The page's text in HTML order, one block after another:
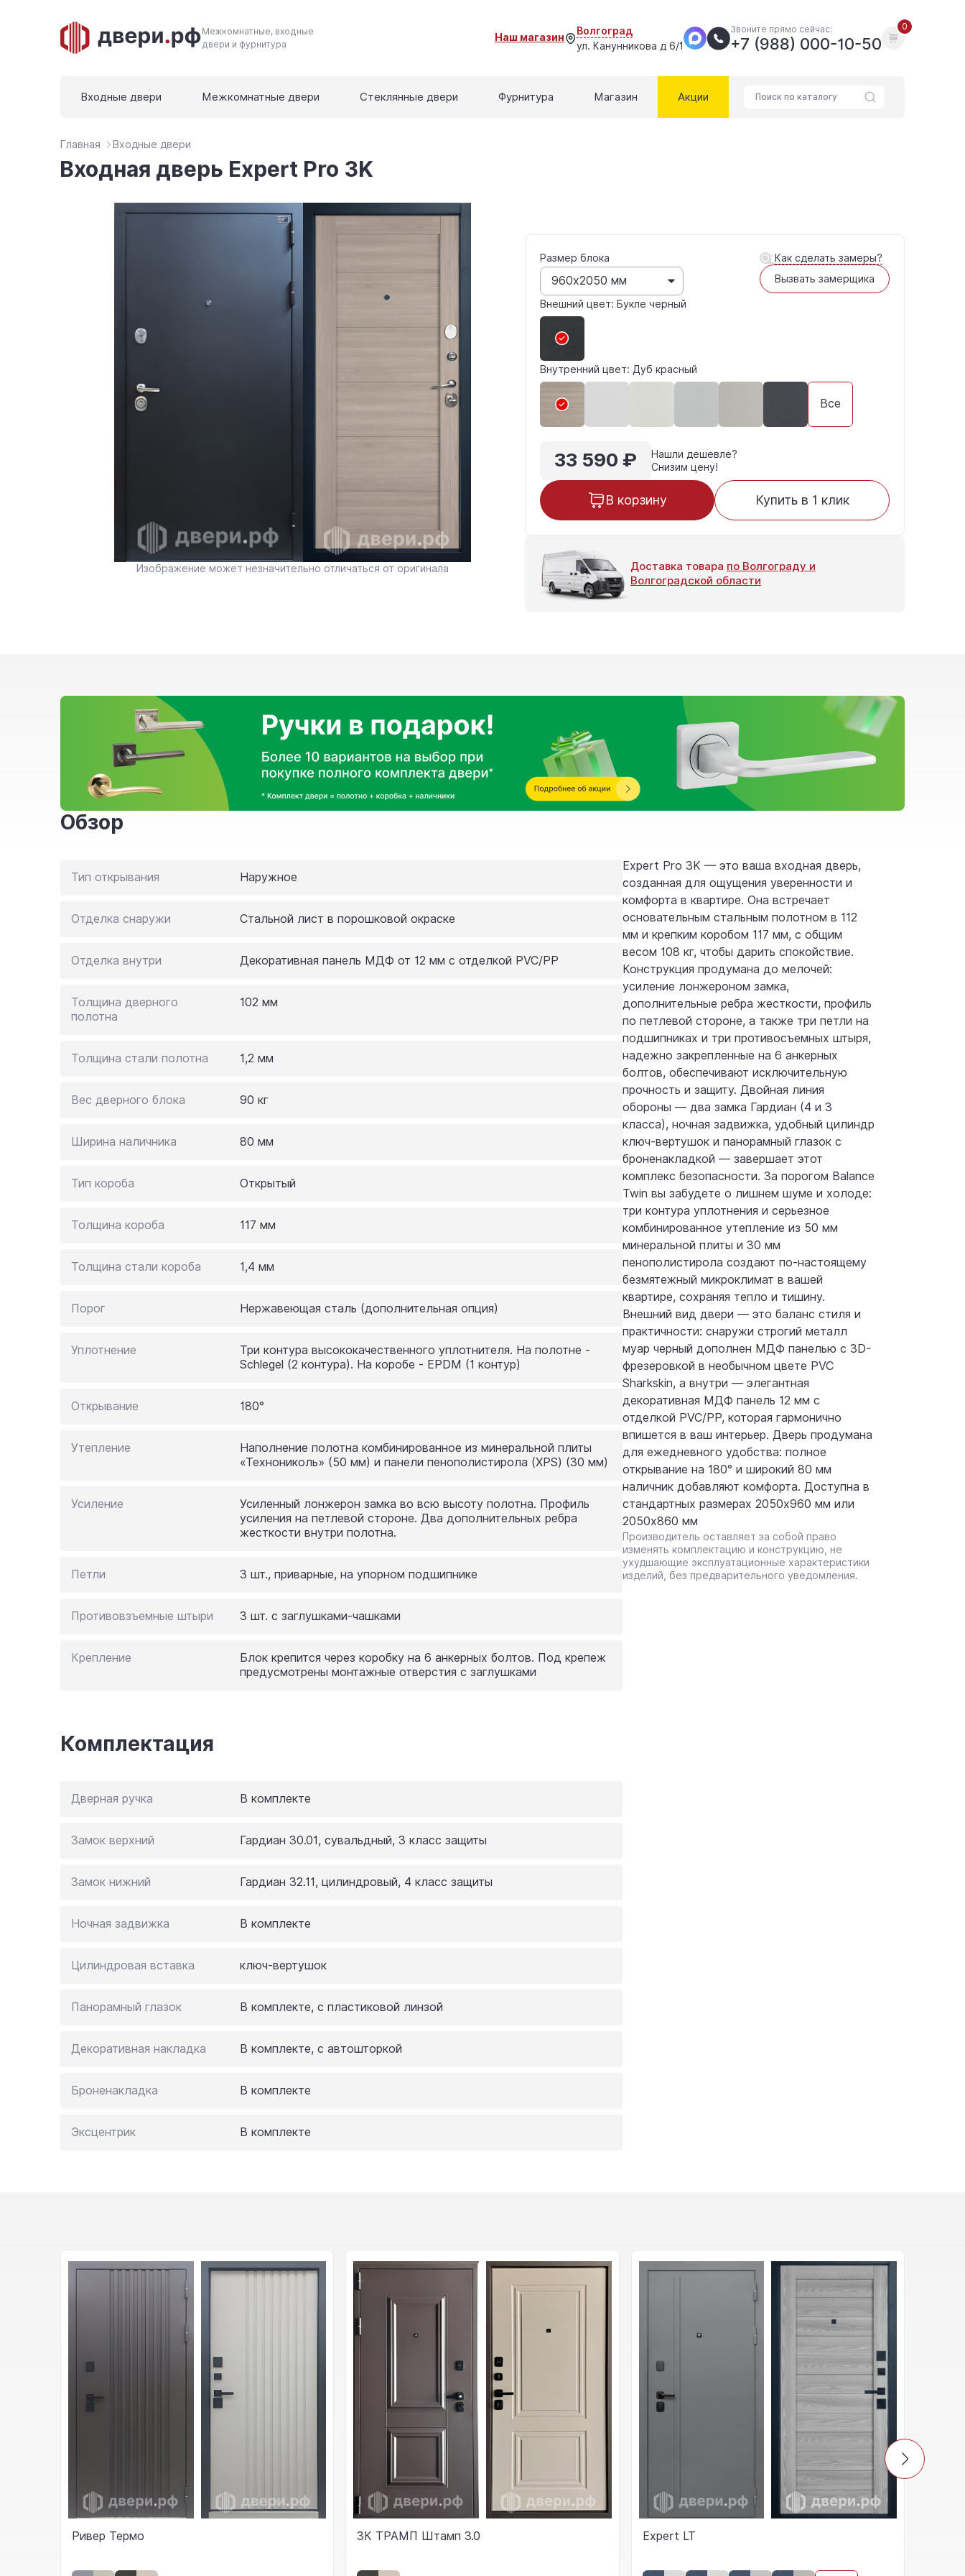
Межкомнатные, входные
двери и фурнитура
Наш магазин Волгоград
ул. Канунникова д 6/1
Звоните прямо сейчас:
+7 (988) 000-10-50
0
Входные двери Межкомнатные двери Стеклянные двери Фурнитура Магазин Акции
Главная Входные двери
Входная дверь Expert Pro 3K
Изображение может незначительно отличаться от оригинала
Размер блока
960x2050 мм
Как сделать замеры?
Вызвать замерщика
Внешний цвет: Букле черный
Внутренний цвет: Дуб красный
Все
33 590 ₽
Нашли дешевле?
Снизим цену!
В корзину Купить в 1 клик
Доставка товара по Волгограду и
Волгоградской области
Обзор
Тип открывания Наружное
Отделка снаружи Стальной лист в порошковой окраске
Отделка внутри Декоративная панель МДФ от 12 мм с отделкой PVC/PP
Толщина дверного
полотна
102 мм
Толщина стали полотна 1,2 мм
Вес дверного блока 90 кг
Ширина наличника 80 мм
Тип короба Открытый
Толщина короба 117 мм
Толщина стали короба 1,4 мм
Порог Нержавеющая сталь (дополнительная опция)
Уплотнение
Три контура высококачественного уплотнителя. На полотне -
Schlegel (2 контура). На коробе - EPDM (1 контур)
Открывание 180°
Утепление
Наполнение полотна комбинированное из минеральной плиты
«Технониколь» (50 мм) и панели пенополистирола (XPS) (30 мм)
Усиление
Усиленный лонжерон замка во всю высоту полотна. Профиль
усиления на петлевой стороне. Два дополнительных ребра
жесткости внутри полотна.
Петли 3 шт., приварные, на упорном подшипнике
Противовзъемные штыри 3 шт. с заглушками-чашками
Крепление
Блок крепится через коробку на 6 анкерных болтов. Под крепеж
предусмотрены монтажные отверстия с заглушками
Комплектация
Дверная ручка В комплекте
Замок верхний Гардиан 30.01, сувальдный, 3 класс защиты
Замок нижний Гардиан 32.11, цилиндровый, 4 класс защиты
Ночная задвижка В комплекте
Цилиндровая вставка ключ-вертушок
Панорамный глазок В комплекте, с пластиковой линзой
Декоративная накладка В комплекте, с автошторкой
Броненакладка В комплекте
Эксцентрик В комплекте
Expert Pro 3K — это ваша входная дверь,
созданная для ощущения уверенности и
комфорта в квартире. Она встречает
основательным стальным полотном в 112
мм и крепким коробом 117 мм, с общим
весом 108 кг, чтобы дарить спокойствие.
Конструкция продумана до мелочей:
усиление лонжероном замка,
дополнительные ребра жесткости, профиль
по петлевой стороне, а также три петли на
подшипниках и три противосъемных штыря,
надежно закрепленные на 6 анкерных
болтов, обеспечивают исключительную
прочность и защиту. Двойная линия
обороны — два замка Гардиан (4 и 3
класса), ночная задвижка, удобный цилиндр
ключ-вертушок и панорамный глазок с
броненакладкой — завершает этот
комплекс безопасности. За порогом Balance
Twin вы забудете о лишнем шуме и холоде:
три контура уплотнения и серьезное
комбинированное утепление из 50 мм
минеральной плиты и 30 мм
пенополистирола создают по-настоящему
безмятежный микроклимат в вашей
квартире, сохраняя тепло и тишину.
Внешний вид двери — это баланс стиля и
практичности: снаружи строгий металл
муар черный дополнен МДФ панелью с 3D-
фрезеровкой в необычном цвете PVC
Sharkskin, а внутри — элегантная
декоративная МДФ панель 12 мм с
отделкой PVC/PP, которая гармонично
впишется в ваш интерьер. Дверь продумана
для ежедневного удобства: полное
открывание на 180° и широкий 80 мм
наличник добавляют комфорта. Доступна в
стандартных размерах 2050x960 мм или
2050x860 мм
Производитель оставляет за собой право
изменять комплектацию и конструкцию, не
ухудшающие эксплуатационные характеристики
изделий, без предварительного уведомления.
Ривер Термо 3К ТРАМП Штамп 3.0 Expert LT